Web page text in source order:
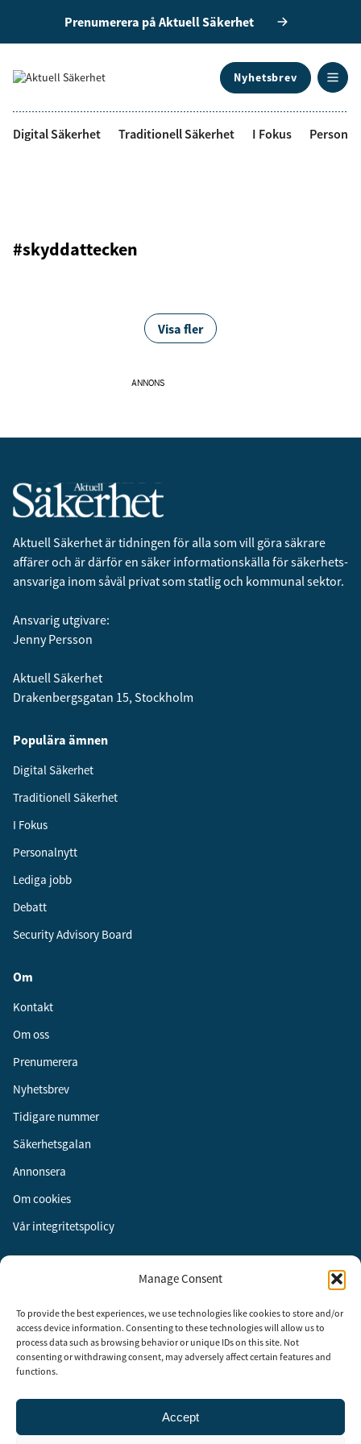
Manage Consent
To provide the best experiences, we use technologies like cookies to store and/or
access device information. Consenting to these technologies will allow us to
process data such as browsing behavior or unique IDs on this site. Not
consenting or withdrawing consent, may adversely affect certain features and
functions.
Accept
Prenumerera på Aktuell Säkerhet
Nyhetsbrev
Digital Säkerhet Traditionell Säkerhet I Fokus
#skyddattecken
Visa fler
ANNONS
Aktuell Säkerhet är tidningen för alla som vill göra säkrare
affärer och är därför en säker informationskälla för säkerhets­
ansvariga inom såväl privat som statlig och kommunal sektor.
Ansvarig utgivare:
Jenny Persson
Aktuell Säkerhet
Drakenbergsgatan 15, Stockholm
Populära ämnen
Digital Säkerhet
Traditionell Säkerhet
I Fokus
Personalnytt
Lediga jobb
Debatt
Security Advisory Board
Om
Kontakt
Om oss
Prenumerera
Nyhetsbrev
Tidigare nummer
Säkerhetsgalan
Annonsera
Om cookies
Vår integritetspolicy
Instagram
LinkedIn